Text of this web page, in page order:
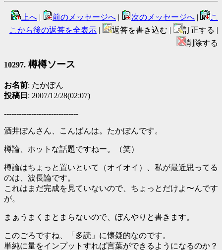
上へ | 前のメッセージへ | 次のメッセージへ |
こ
こから後の返答を全表示 | 返答を書き込む |
訂正する |
削除する
10297. 樽樽ソース
お名前: たかぽん
投稿日 : 2007/12/28(02:07)
------------------------------
酒井ぽんさん、こんばんは。たかぽんです。
樽論、ホットな話題ですねー。（笑）
樽論はちょっと置いといて（オイオイ）、私が最近思ってる
のは、波長論です。
これはまだ完成を見ていないので、ちょっとだけよ〜んです
が。
まぁうまくまとまらないので、ぼんやりと書きます。
このごろですね、「多読」に懐疑的なのです。
単純に量をインプットすれば言葉ができるようになるのか？